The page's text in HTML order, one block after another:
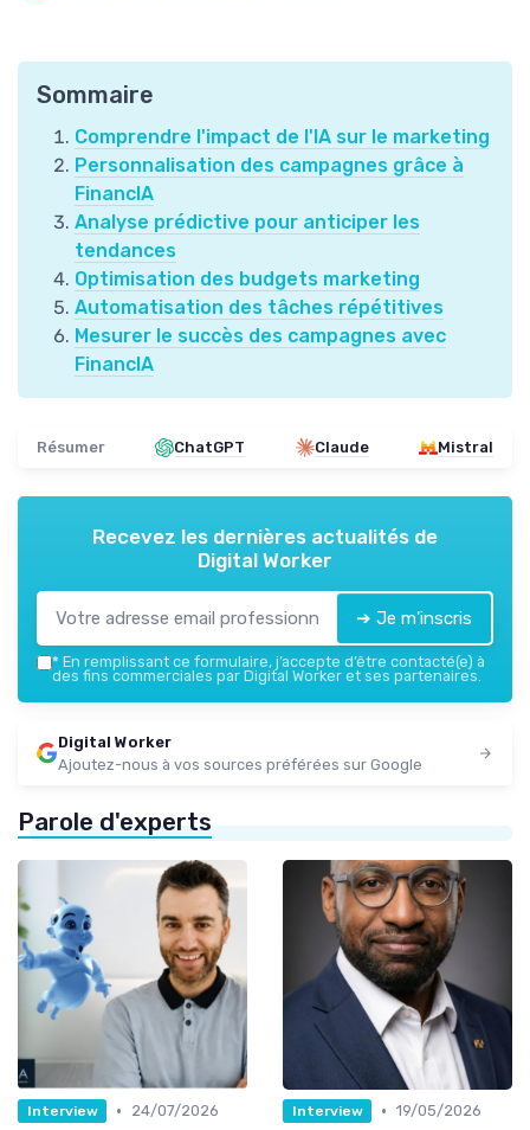
Sommaire
Comprendre l'impact de l'IA sur le marketing
Personnalisation des campagnes grâce à
FinancIA
Analyse prédictive pour anticiper les
tendances
Optimisation des budgets marketing
Automatisation des tâches répétitives
Mesurer le succès des campagnes avec
FinancIA
Résumer ChatGPT Claude Mistral
Recevez les dernières actualités de
Digital Worker
➔ Je m'inscris
* En remplissant ce formulaire, j’accepte d’être contacté(e) à
des fins commerciales par Digital Worker et ses partenaires.
Digital Worker
Ajoutez-nous à vos sources préférées sur Google
Parole d'experts
Interview •
24/07/2026
Interview • 19/05/2026